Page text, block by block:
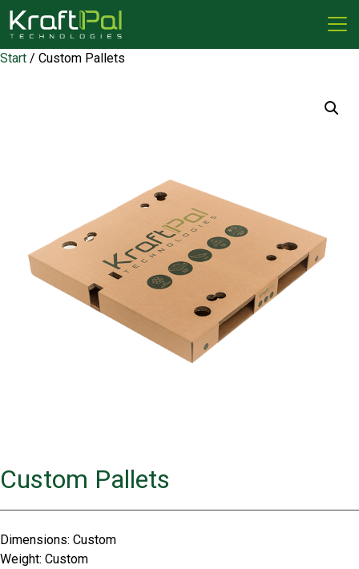
Start / Custom Pallets
Custom Pallets
Dimensions: Custom
Weight: Custom